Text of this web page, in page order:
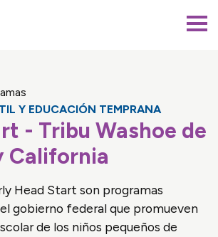
Y EDUCACIÓN TEMPRANA
- Tribu Washoe de
California
Head Start son programas
gobierno federal que promueven
de los niños pequeños de